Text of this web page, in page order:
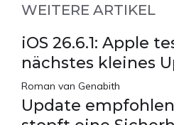
WEITERE ARTIKEL
iOS 26.6.1: Apple
nächstes kleines
Roman van Genabith
Update